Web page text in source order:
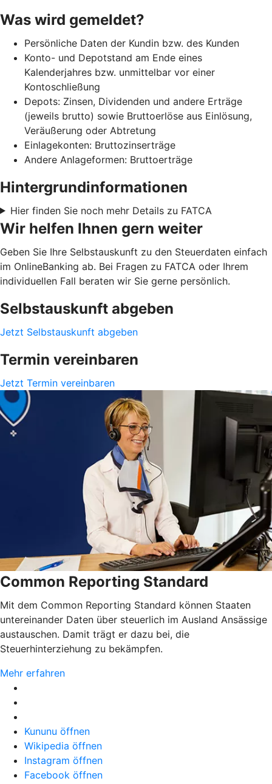
Was wird gemeldet?
Persönliche Daten der Kundin bzw. des Kunden
Konto- und Depotstand am Ende eines
Kalenderjahres bzw. unmittelbar vor einer
Kontoschließung
Depots: Zinsen, Dividenden und andere Erträge
(jeweils brutto) sowie Bruttoerlöse aus Einlösung,
Veräußerung oder Abtretung
Einlagekonten: Bruttozinserträge
Andere Anlageformen: Bruttoerträge
Hintergrundinformationen
Hier finden Sie noch mehr Details zu FATCA
Wir helfen Ihnen gern weiter
Geben Sie Ihre Selbstauskunft zu den Steuerdaten einfach
im OnlineBanking ab. Bei Fragen zu FATCA oder Ihrem
individuellen Fall beraten wir Sie gerne persönlich.
Selbstauskunft abgeben
Jetzt Selbstauskunft abgeben
Termin vereinbaren
Jetzt Termin vereinbaren
Common Reporting Standard
Mit dem Common Reporting Standard können Staaten
untereinander Daten über steuerlich im Ausland Ansässige
austauschen. Damit trägt er dazu bei, die
Steuerhinterziehung zu bekämpfen.
Mehr erfahren
Kununu öffnen
Wikipedia öffnen
Instagram öffnen
Facebook öffnen